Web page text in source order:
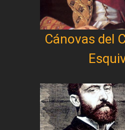
Cánovas del